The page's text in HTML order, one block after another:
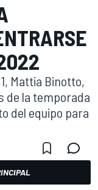
Mattia Binotto,
de la temporada
del equipo para